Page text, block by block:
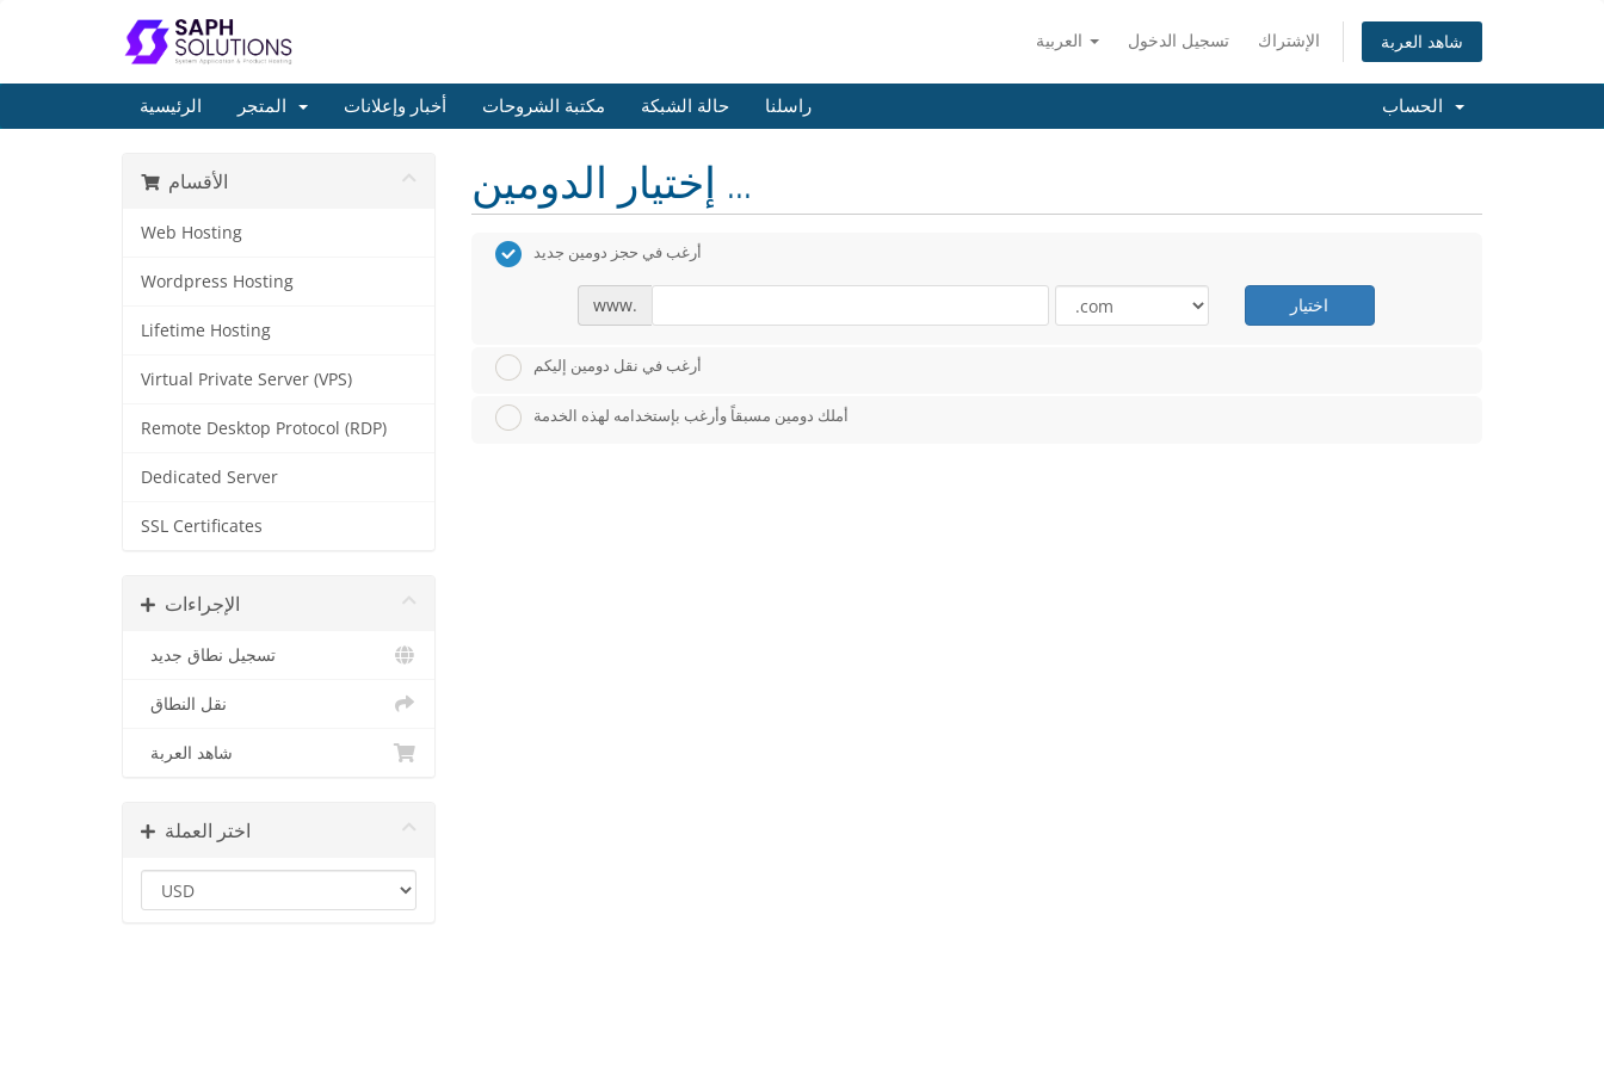
تسجيل الدخول الإشتراك شاهد العربة
الرئيسية أخبار وإعلانات مكتبة الشروحات حالة الشبكة راسلنا
الأقسام
Web Hosting
Wordpress Hosting
Lifetime Hosting
Virtual Private Server (VPS)
Remote Desktop Protocol (RDP)
Dedicated Server
SSL Certificates
الإجراءات
تسجيل نطاق جديد
نقل النطاق
شاهد العربة
اختر العملة
إختيار الدومين ...
أرغب في حجز دومين جديد
www. اختيار
أرغب في نقل دومين إليكم
أملك دومين مسبقاً وأرغب بإستخدامه لهذه الخدمة